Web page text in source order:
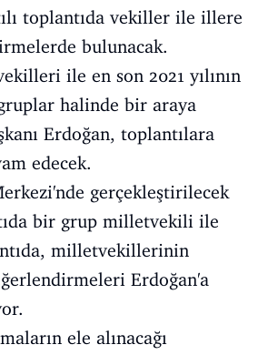
toplantıda vekiller ile illere
bulunacak.
ile en son 2021 yılının
halinde bir araya
Erdoğan, toplantılara
edecek.
gerçekleştirilecek
bir grup milletvekili ile
milletvekillerinin
Erdoğan'a
ele alınacağı